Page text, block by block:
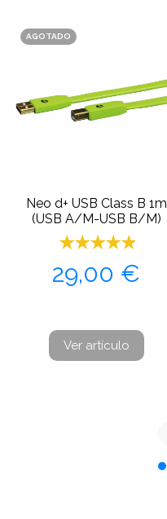
AGOTADO
Neo d+ USB Class B 1m
(USB A/M-USB B/M)
Precio
29,00 €
Ver artículo